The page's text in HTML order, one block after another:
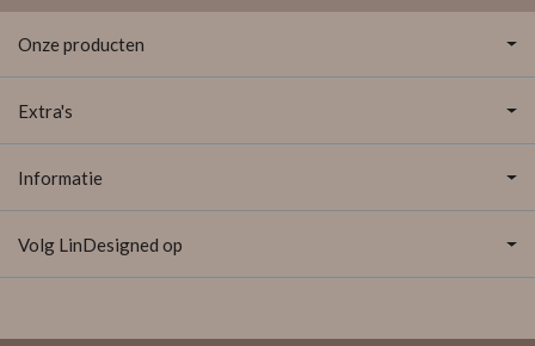
Onze producten
Extra's
Informatie
Volg LinDesigned op